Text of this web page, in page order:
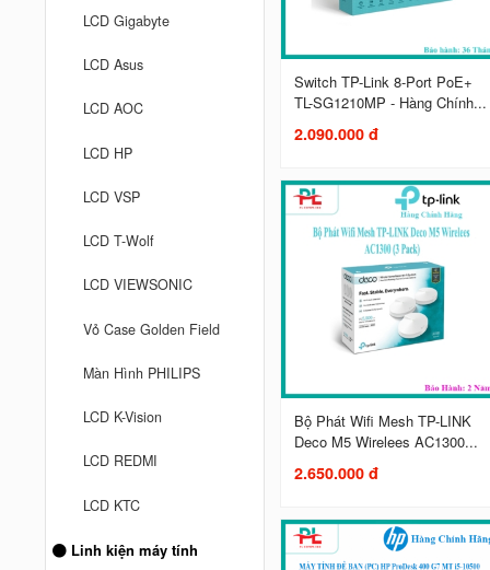
LCD Gigabyte
LCD Asus
LCD AOC
LCD HP
LCD VSP
LCD T-Wolf
LCD VIEWSONIC
Vỏ Case Golden Field
Màn Hình PHILIPS
LCD K-Vision
LCD REDMI
LCD KTC
Linh kiện máy tính
Switch TP-Link 8-Port PoE+
TL-SG1210MP - Hàng Chính...
2.090.000 đ
Bộ Phát Wifi Mesh TP-LINK
Deco M5 Wirelees AC1300...
2.650.000 đ